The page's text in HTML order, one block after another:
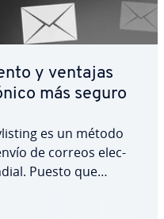
y ventajas
más seguro
es un método
de correos ele­c­
Puesto que
está siendo